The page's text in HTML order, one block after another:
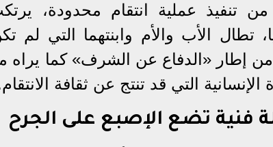
من تنفيذ عملية انتقام محدودة،
تطال الأب والأم وابنتهما التي لم
من إطار «الدفاع عن الشرف» كما
الإنسانية التي قد تنتج عن ثقافة
فنية تضع الإصبع على الجرح